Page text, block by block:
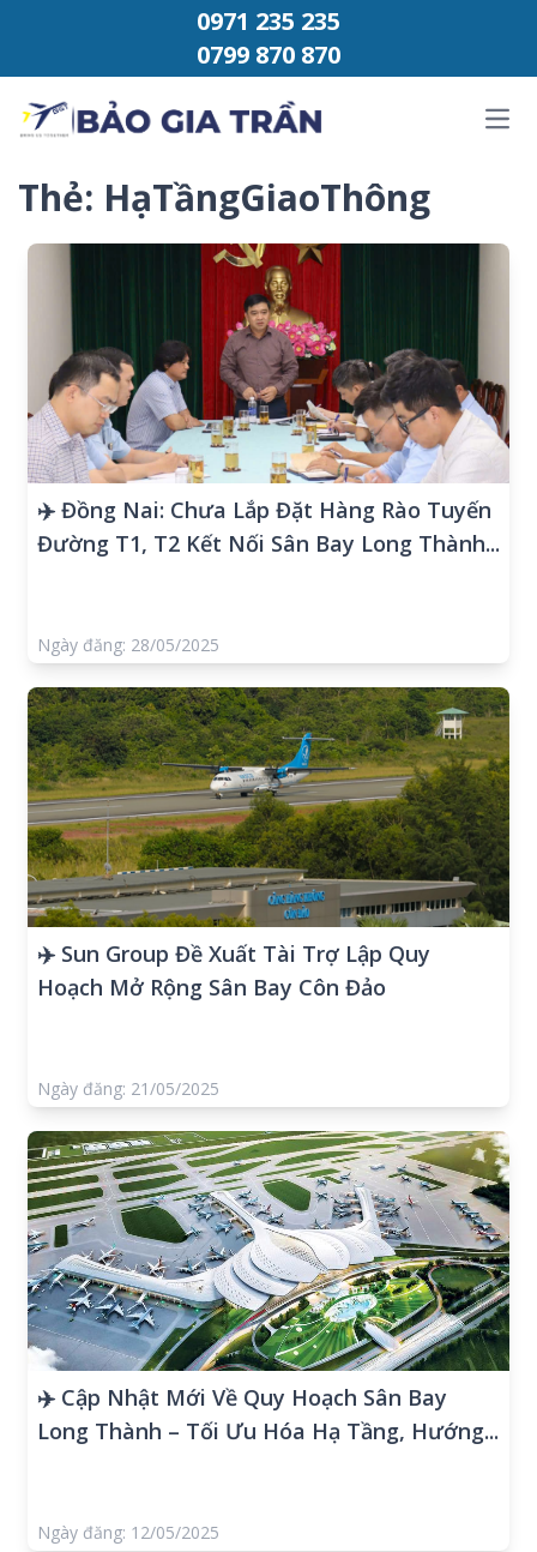
Chuyển đến phần nội dung0971 235 235
0799 870 870
Thẻ: HạTầngGiaoThông
✈️ Đồng Nai: Chưa Lắp Đặt Hàng Rào Tuyến
Đường T1, T2 Kết Nối Sân Bay Long Thành...
Ngày đăng: 28/05/2025
✈️ Sun Group Đề Xuất Tài Trợ Lập Quy
Hoạch Mở Rộng Sân Bay Côn Đảo
Ngày đăng: 21/05/2025
✈️ Cập Nhật Mới Về Quy Hoạch Sân Bay
Long Thành – Tối Ưu Hóa Hạ Tầng, Hướng...
Ngày đăng: 12/05/2025